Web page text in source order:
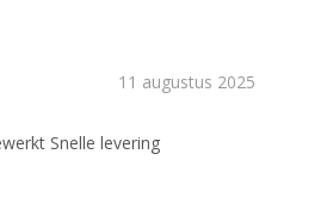
11 augustus 2025
Snelle levering